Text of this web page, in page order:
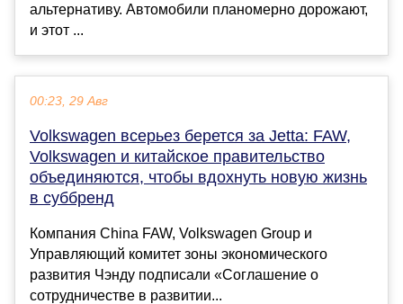
альтернативу. Автомобили планомерно дорожают,
и этот ...
00:23, 29 Авг
Volkswagen всерьез берется за Jetta: FAW,
Volkswagen и китайское правительство
объединяются, чтобы вдохнуть новую жизнь
в суббренд
Компания China FAW, Volkswagen Group и
Управляющий комитет зоны экономического
развития Чэнду подписали «Соглашение о
сотрудничестве в развитии...